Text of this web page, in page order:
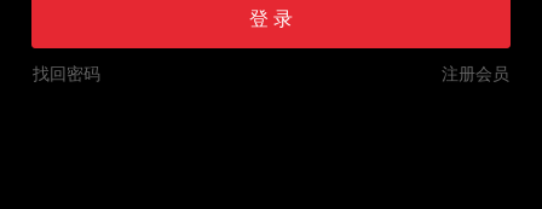
登 录
注册会员
找回密码